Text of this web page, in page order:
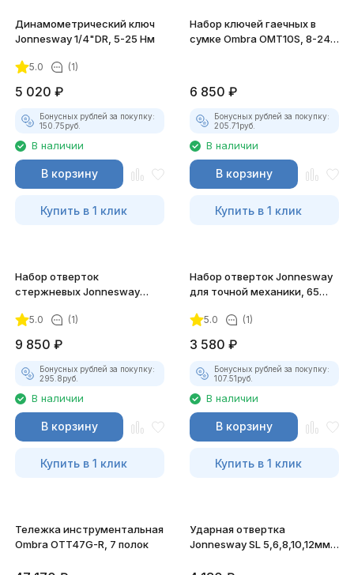
Динамометрический ключ
Jonnesway 1/4"DR, 5-25 Нм
5.0 (1)
5 020 ₽
Бонусных рублей за покупку:
150.75руб.
В наличии
В корзину
Купить в 1 клик
Набор ключей гаечных в
сумке Ombra OMT10S, 8-24
6 850 ₽
Бонусных рублей за покупку:
205.71руб.
В наличии
В корзину
Купить в 1 клик
Набор отверток
стержневых Jonnesway
5.0 (1)
9 850 ₽
Бонусных рублей за покупку:
295.8руб.
В наличии
В корзину
Купить в 1 клик
Набор отверток Jonnesway
для точной механики, 65
5.0 (1)
3 580 ₽
Бонусных рублей за покупку:
107.51руб.
В наличии
В корзину
Купить в 1 клик
Тележка инструментальная
Ombra OTT47G-R, 7 полок
Ударная отвертка
Jonnesway SL 5,6,8,10,12мм